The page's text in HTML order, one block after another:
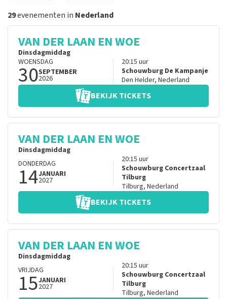
29evenementen in Nederland
VAN DER LAAN EN WOE
Dinsdagmiddag
WOENSDAG
30SEPTEMBER
2026
20:15 uur
Schouwburg De Kampanje
Den Helder, Nederland
BEKIJK TICKETS
VAN DER LAAN EN WOE
Dinsdagmiddag
DONDERDAG
14JANUARI
2027
20:15 uur
Schouwburg Concertzaal
Tilburg
Tilburg, Nederland
BEKIJK TICKETS
VAN DER LAAN EN WOE
Dinsdagmiddag
VRIJDAG
15JANUARI
2027
20:15 uur
Schouwburg Concertzaal
Tilburg
Tilburg, Nederland